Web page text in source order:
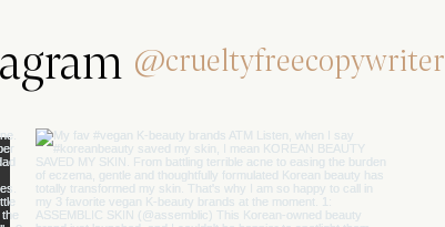
@crueltyfreecopywriter